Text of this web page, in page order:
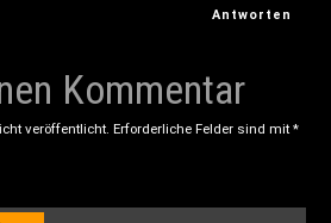
Antworten
Kommentar
veröffentlicht. Erforderliche Felder sind mit*